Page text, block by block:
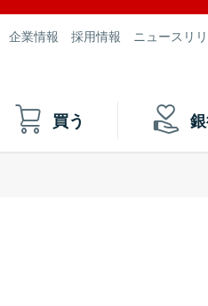
企業情報 採用情報 ニュースリ
買う